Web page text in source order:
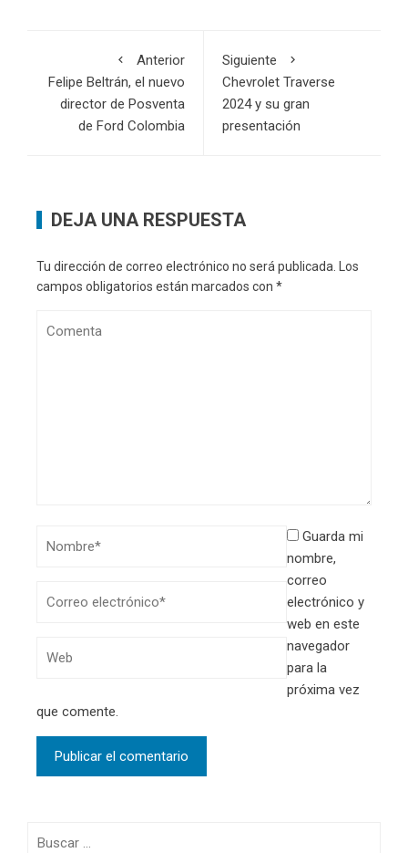
Anterior
Felipe Beltrán, el nuevo
director de Posventa
de Ford Colombia
Siguiente
Chevrolet Traverse
2024 y su gran
presentación
DEJA UNA RESPUESTA
Tu dirección de correo electrónico no será publicada. Los
campos obligatorios están marcados con *
Guarda mi
nombre,
correo
electrónico y
web en este
navegador
para la
próxima vez
que comente.